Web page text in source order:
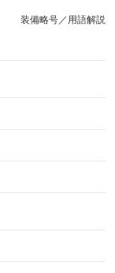
装備略号／用語解説